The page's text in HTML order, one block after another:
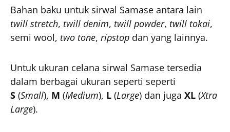
Bahan baku untuk sirwal Samase antara lain
twill stretch, twill denim, twill powder, twill tokai,
semi wool, two tone, ripstop dan yang lainnya.
Untuk ukuran celana sirwal Samase tersedia
dalam berbagai ukuran seperti seperti
S (Small), M (Medium), L (Large) dan juga XL (Xtra
Large).